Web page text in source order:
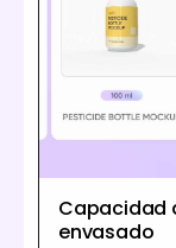
Capacidad
envasado